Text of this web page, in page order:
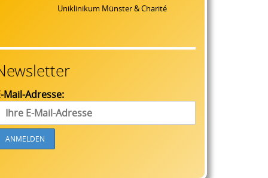
Uniklinikum Münster & Charité
Mail-Adresse: